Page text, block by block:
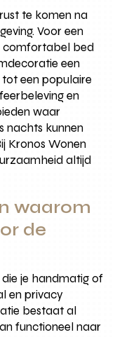
te komen na
Voor een
comfortabel bed
een
een populaire
en
waar
nachts kunnen
Kronos Wonen
altijd
waarom
de
je handmatig of
en privacy
bestaat al
functioneel naar